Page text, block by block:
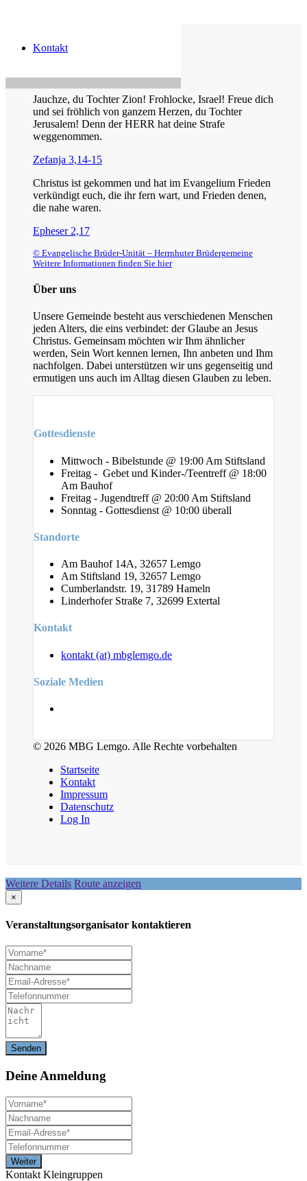
Kontakt
Jauchze, du Tochter Zion! Frohlocke, Israel! Freue dich
und sei fröhlich von ganzem Herzen, du Tochter
Jerusalem! Denn der HERR hat deine Strafe
weggenommen.
Zefanja 3,14-15
Christus ist gekommen und hat im Evangelium Frieden
verkündigt euch, die ihr fern wart, und Frieden denen,
die nahe waren.
Epheser 2,17
© Evangelische Brüder-Unität – Herrnhuter Brüdergemeine
Weitere Informationen finden Sie hier
Über uns
Unsere Gemeinde besteht aus verschiedenen Menschen
jeden Alters, die eins verbindet: der Glaube an Jesus
Christus. Gemeinsam möchten wir Ihm ähnlicher
werden, Sein Wort kennen lernen, Ihn anbeten und Ihm
nachfolgen. Dabei unterstützen wir uns gegenseitig und
ermutigen uns auch im Alltag diesen Glauben zu leben.
Gottesdienste
Mittwoch - Bibelstunde @ 19:00 Am Stiftsland
Freitag - Gebet und Kinder-/Teentreff @ 18:00
Am Bauhof
Freitag - Jugendtreff @ 20:00 Am Stiftsland
Sonntag - Gottesdienst @ 10:00 überall
Standorte
Am Bauhof 14A, 32657 Lemgo
Am Stiftsland 19, 32657 Lemgo
Cumberlandstr. 19, 31789 Hameln
Linderhofer Straße 7, 32699 Extertal
Kontakt
kontakt (at) mbglemgo.de
Soziale Medien
© 2026 MBG Lemgo. Alle Rechte vorbehalten
Startseite
Kontakt
Impressum
Datenschutz
Log In
Weitere Details Route anzeigen
×
Veranstaltungsorganisator kontaktieren
Deine Anmeldung
Kontakt Kleingruppen